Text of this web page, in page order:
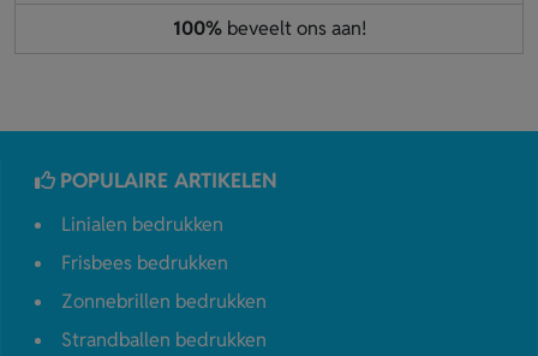
100%beveelt ons aan!
POPULAIRE ARTIKELEN
Linialen bedrukken
Frisbees bedrukken
Zonnebrillen bedrukken
Strandballen bedrukken